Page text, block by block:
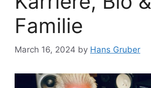
Familie
March 16, 2024 by Hans Gruber